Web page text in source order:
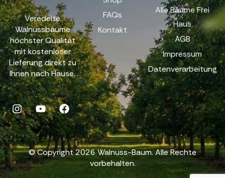
FAQs
Kontakt
Alle Bäume Frei
Haus
AGB
Impressum
Datenverarbeitung
Veredelte
Walnussbäume
höchster Qualität
mit kostenloser
Lieferung direkt zu
Ihnen nach Hause.
© Copyright 2026 Walnuss-Baum. Alle Rechte
vorbehalten.